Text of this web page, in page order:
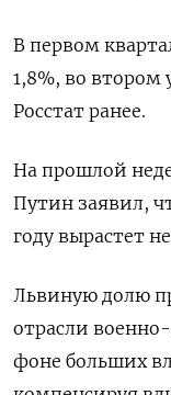
В первом
1,8%, во втором
Росстат ранее.
На прошлой
Путин заявил,
году вырастет
Львиную долю
отрасли
фоне больших